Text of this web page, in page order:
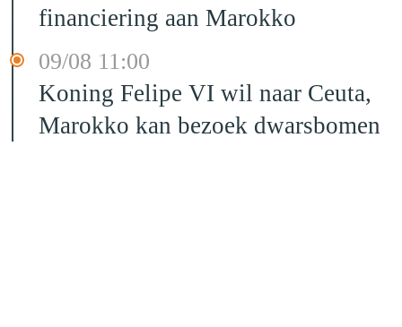
financiering aan Marokko
09/08 11:00
Koning Felipe VI wil naar Ceuta,
Marokko kan bezoek dwarsbomen